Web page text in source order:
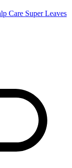
Care Super Leaves